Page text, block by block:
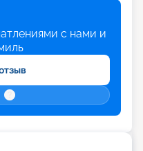
с нами и